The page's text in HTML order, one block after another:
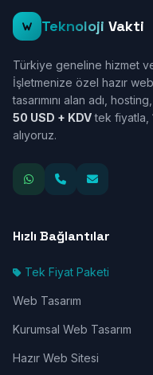
Teknoloji Vakti
Türkiye geneline hizmet
İşletmenize özel hazır
tasarımını alan adı,
50 USD + KDVtek fiyatla,
alıyoruz.
Hızlı Bağlantılar
Tek Fiyat Paketi
Web Tasarım
Kurumsal Web Tasarım
Hazır Web Sitesi